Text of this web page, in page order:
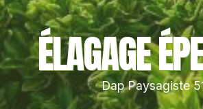
ÉLAGAGE
Dap Paysagiste